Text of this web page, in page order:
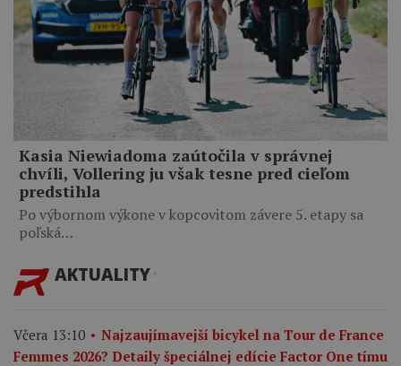
Kasia Niewiadoma zaútočila v správnej
chvíli, Vollering ju však tesne pred cieľom
predstihla
Po výbornom výkone v kopcovitom závere 5. etapy sa
poľská…
AKTUALITY
Včera 13:10
Najzaujímavejší bicykel na Tour de France
Femmes 2026? Detaily špeciálnej edície Factor One tímu